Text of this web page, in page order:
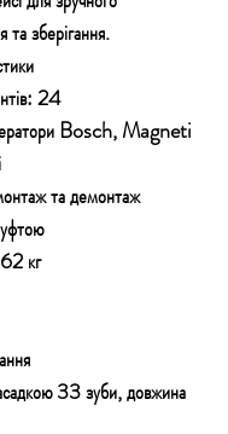
та зберігання.
24
Bosch, Magneti
та демонтаж
кг
33 зуби, довжина